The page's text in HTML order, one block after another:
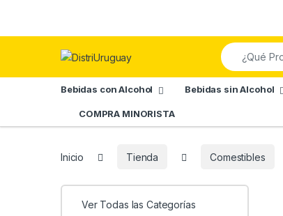
Search for:
Bebidas con Alcohol Bebidas sin Alcohol
COMPRA MINORISTA
Inicio Tienda Comestibles
Ver Todas las Categorías